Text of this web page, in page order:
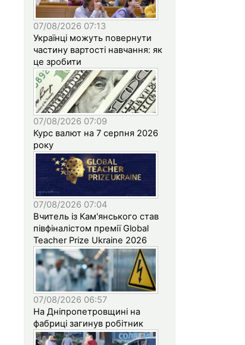
07/08/2026 07:13
Українці можуть повернути
частину вартості навчання: як
це зробити
07/08/2026 07:09
Курс валют на 7 серпня 2026
року
07/08/2026 07:04
Вчитель із Кам'янського став
півфіналістом премії Global
Teacher Prize Ukraine 2026
07/08/2026 06:57
На Дніпропетровщині на
фабриці загинув робітник